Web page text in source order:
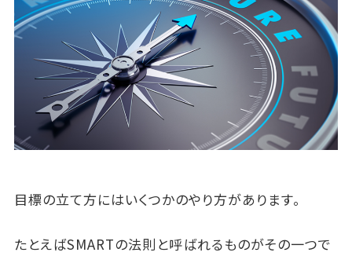
目標の立て方にはいくつかのやり方があります。
たとえばSMARTの法則と呼ばれるものがその一つで